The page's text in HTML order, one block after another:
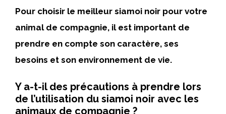
Pour choisir le meilleur siamoi noir pour votre
animal de compagnie, il est important de
prendre en compte son caractère, ses
besoins et son environnement de vie.
Y a-t-il des précautions à prendre lors
de l’utilisation du siamoi noir avec les
animaux de compagnie ?